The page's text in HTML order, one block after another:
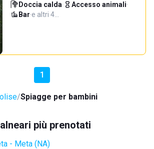
Doccia calda· Accesso animali·
Bar·e altri 4…
1
Spiagge per bambini
più prenotati
- Meta (NA)